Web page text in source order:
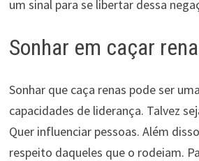
um sinal para se libertar dessa
Sonhar em caçar
Sonhar que caça renas pode ser
capacidades de liderança. Talvez
Quer influenciar pessoas. Além
respeito daqueles que o rodeiam.